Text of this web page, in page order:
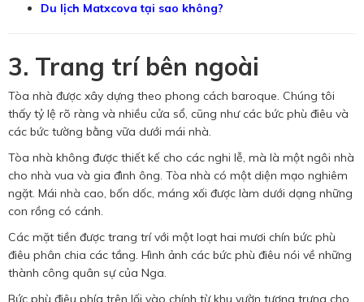
Du lịch Matxcova tại sao không?
3. Trang trí bên ngoài
Tòa nhà được xây dựng theo phong cách baroque. Chúng tôi
thấy tỷ lệ rõ ràng và nhiều cửa sổ, cũng như các bức phù điêu và
các bức tường bằng vữa dưới mái nhà.
Tòa nhà không được thiết kế cho các nghi lễ, mà là một ngôi nhà
cho nhà vua và gia đình ông. Tòa nhà có một diện mạo nghiêm
ngặt. Mái nhà cao, bốn dốc, máng xối được làm dưới dạng những
con rồng có cánh.
Các mặt tiền được trang trí với một loạt hai mươi chín bức phù
điêu phân chia các tầng. Hình ảnh các bức phù điêu nói về những
thành công quân sự của Nga.
Bức phù điêu phía trên lối vào chính từ khu vườn tượng trưng cho